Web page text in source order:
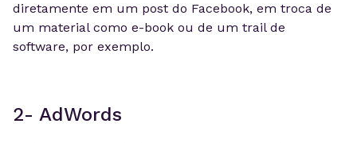
diretamente em um post do Facebook, em troca de
um material como e-book ou de um trail de
software, por exemplo.
2- AdWords